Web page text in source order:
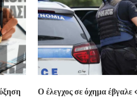
Ο έλεγχος σε όχημα